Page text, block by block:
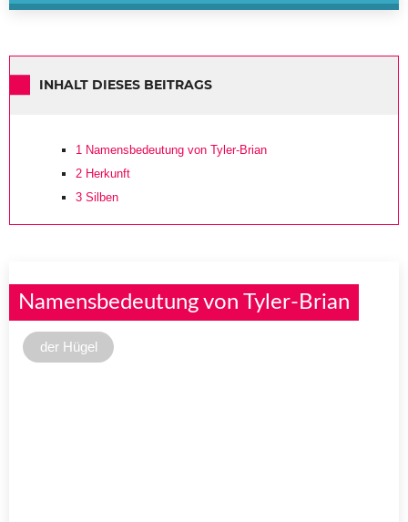
INHALT DIESES BEITRAGS
1 Namensbedeutung von Tyler-Brian
2 Herkunft
3 Silben
Namensbedeutung von Tyler-Brian
der Hügel